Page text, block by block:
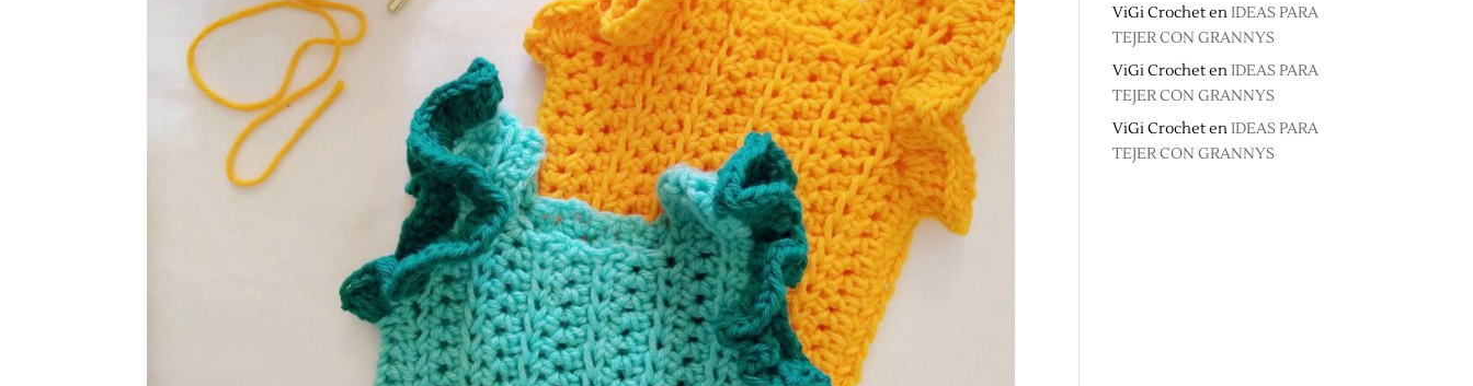
ViGi CrochetenIDEAS PARA
TEJER CON GRANNYS
ViGi CrochetenIDEAS PARA
TEJER CON GRANNYS
ViGi CrochetenIDEAS PARA
TEJER CON GRANNYS